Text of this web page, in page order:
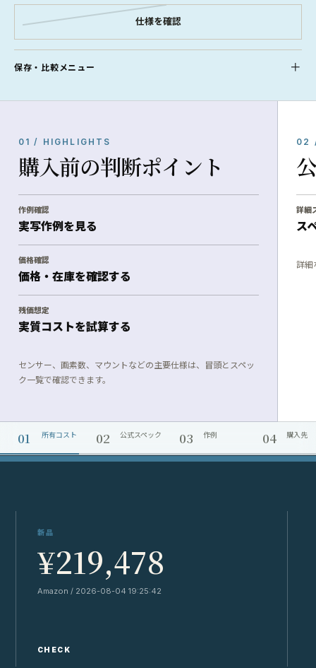
仕様を確認
保存・比較メニュー
01 / HIGHLIGHTS
購入前の判断ポイント
作例確認
実写作例を見る
価格確認
価格・在庫を確認する
残価想定
実質コストを試算する
センサー、画素数、マウントなどの主要仕様は、冒頭とスペッ
ク一覧で確認できます。
02
詳細
ス
詳細
01 所有コスト 02 公式スペック 03 作例 04 購入先
新品
¥219,478
Amazon / 2026-08-04 19:25:42
CHECK